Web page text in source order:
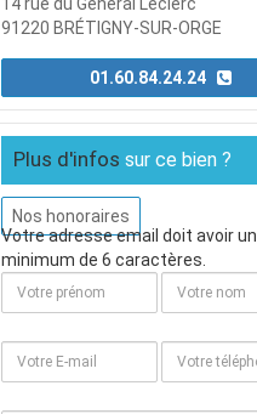
91220 BRÉTIGNY-SUR-ORGE
01.60.84.24.24
Plus d'infos sur ce bien ?
Nos honoraires
Votre adresse email doit avoir un
minimum de 6 caractères.